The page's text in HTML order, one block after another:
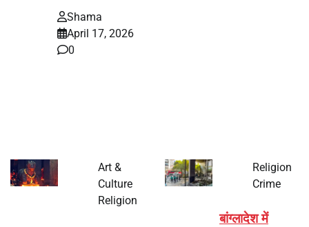
Shama
April 17, 2026
0
Art &
Culture
Religion
Religion
Crime
बांग्लादेश में